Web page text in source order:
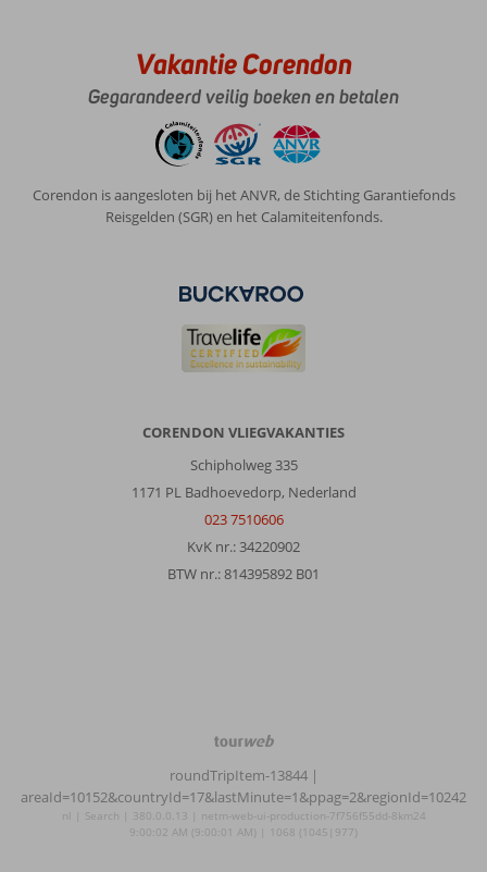
Vakantie Corendon
Gegarandeerd veilig boeken en betalen
Corendon is aangesloten bij het ANVR, de Stichting Garantiefonds
Reisgelden (SGR) en het Calamiteitenfonds.
CORENDON VLIEGVAKANTIES
Schipholweg 335
1171 PL Badhoevedorp, Nederland
023 7510606
KvK nr.: 34220902
BTW nr.: 814395892 B01
TourWeb
NetMatch
roundTripItem-13844 |
areaId=10152&countryId=17&lastMinute=1&ppag=2&regionId=10242
nl | Search | 380.0.0.13 | netm-web-ui-production-7f756f55dd-8km24
9:00:02 AM (9:00:01 AM) | 1068 (1045|977)